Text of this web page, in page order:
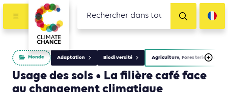
Monde Adaptation Biodiversité Agriculture, Foresterie et
Usage des sols • La filière café face